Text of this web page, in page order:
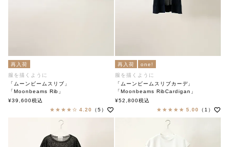
再入荷
服を描くように
「ムーンビームスリブ」
「Moonbeams Rib」
soutiencollar（ステンカラー）
¥39,600税込
4.20
（5）
再入荷
one!
服を描くように
「ムーンビームスリブカーデ」
「Moonbeams RibCardigan」
soutiencollar（ステンカラー）
¥52,800税込
5.00
（1）